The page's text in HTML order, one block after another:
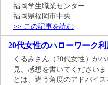
福岡学生職業センター
福岡県福岡市中央...
>> この記事を読む
20代女性のハローワーク
くるみさん（20代女性）が
見、感想を書いてください
とは、違う角度のアドバイ